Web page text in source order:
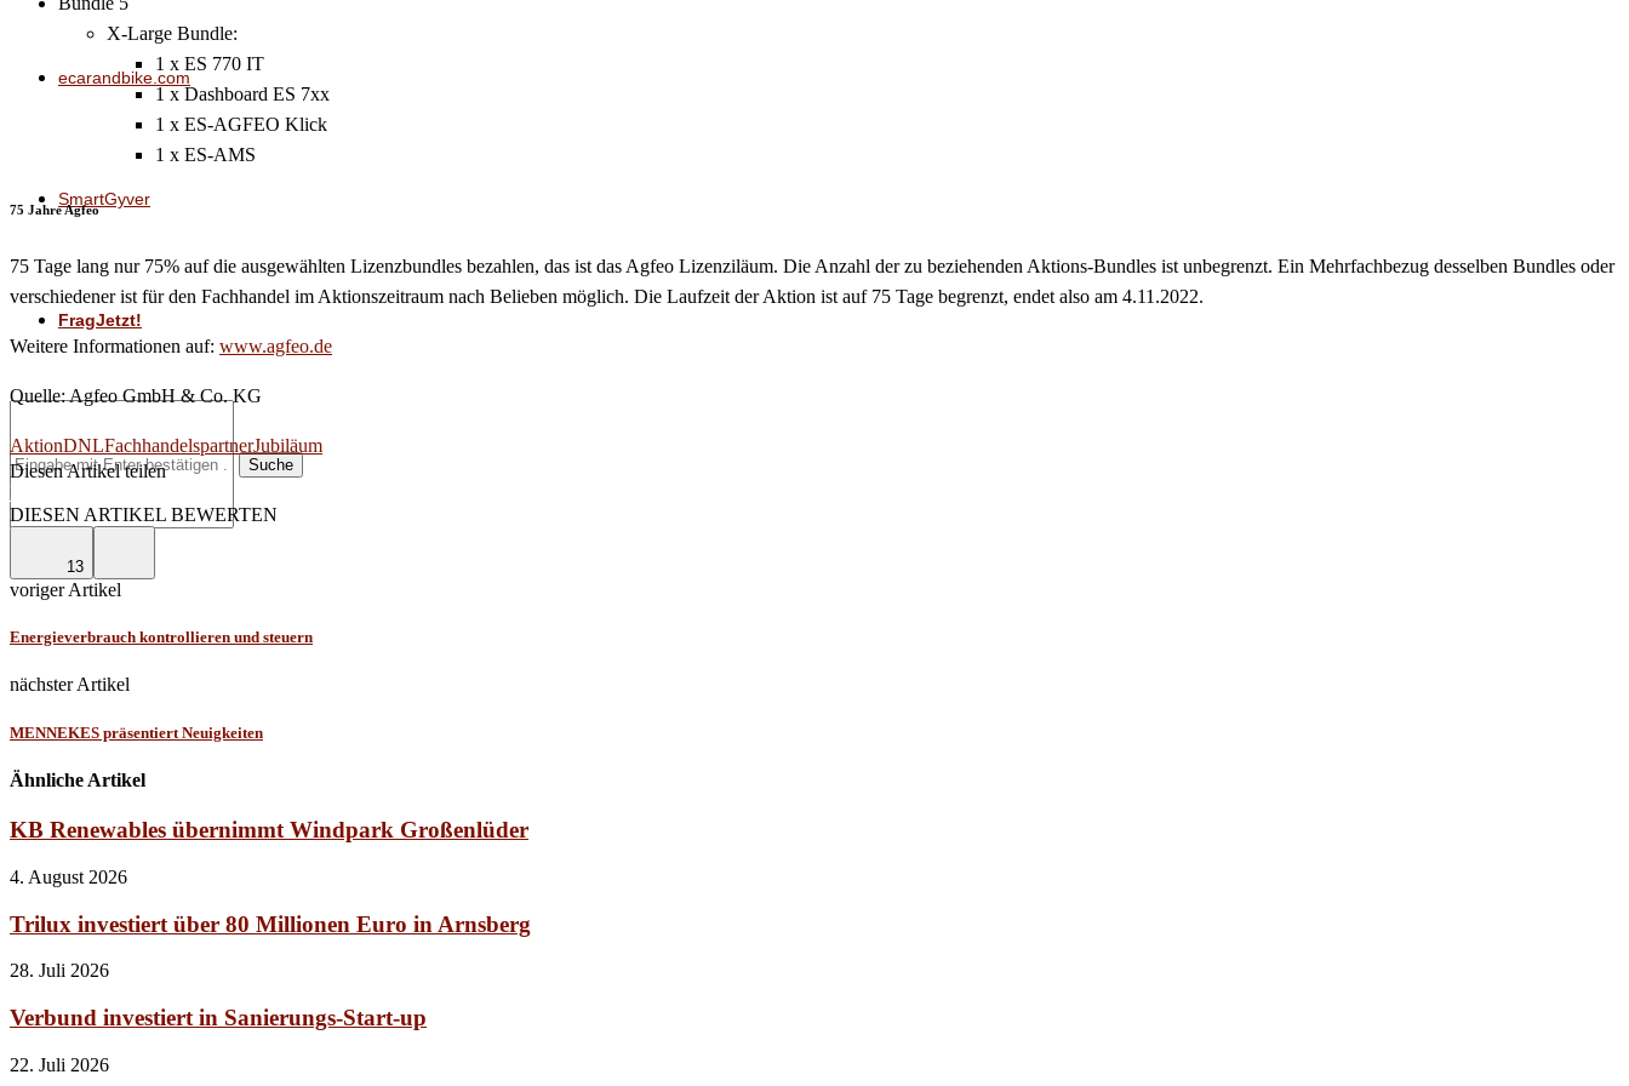
ecarandbike.com
SmartGyver
FragJetzt!
Suche
X-Large Bundle:
1 x ES 770 IT
1 x Dashboard ES 7xx
1 x ES-AGFEO Klick
1 x ES-AMS
75 Jahre Agfeo
75 Tage lang nur 75% auf die ausgewählten Lizenzbundles bezahlen, das ist das Agfeo Lizenziläum. Die Anzahl der zu beziehenden Aktions-Bundles ist unbegrenzt. Ein Mehrfachbezug desselben Bundles oder
verschiedener ist für den Fachhandel im Aktionszeitraum nach Belieben möglich. Die Laufzeit der Aktion ist auf 75 Tage begrenzt, endet also am 4.11.2022.
Weitere Informationen auf: www.agfeo.de
Quelle: Agfeo GmbH & Co. KG
AktionDNLFachhandelspartnerJubiläum
Diesen Artikel teilen
Facebook
DIESEN ARTIKEL BEWERTEN
13
voriger Artikel
Energieverbrauch kontrollieren und steuern
nächster Artikel
MENNEKES präsentiert Neuigkeiten
Ähnliche Artikel
KB Renewables übernimmt Windpark Großenlüder
4. August 2026
Trilux investiert über 80 Millionen Euro in Arnsberg
28. Juli 2026
Verbund investiert in Sanierungs-Start-up
22. Juli 2026